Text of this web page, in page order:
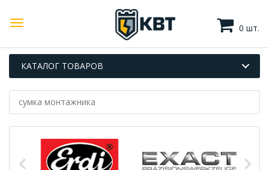
0 шт.
КАТАЛОГ ТОВАРОВ